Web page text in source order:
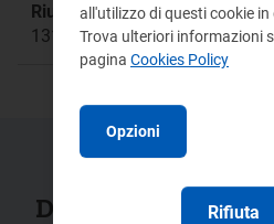
Riunione:
1313
Documenti collegati
all'utilizzo di questi cookie
Trova ulteriori informazioni
pagina Cookies Policy
Opzioni
Rifiuta